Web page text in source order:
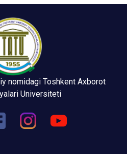
nomidagi Toshkent Axborot
Universiteti